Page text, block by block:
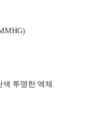
색 투명한 액체.